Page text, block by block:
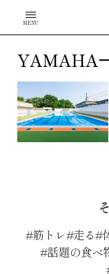
MENU
YAMAHA
筋トレ 走る
話題の食べ